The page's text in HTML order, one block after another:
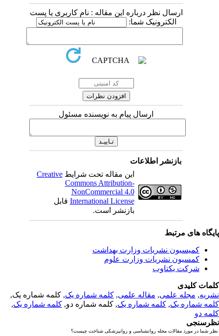
ارسال نظر درباره این مقاله : نام کاربری یا پست
الکترونیک شما:
ارسال پیام به نویسنده مسئول
بازنشر اطلاعات
این مقاله تحت شرایطCreative
Commons Attribution-
NonCommercial 4.0
International Licenseقابل
بازنشر است.
های مرتبط
کمیسیون نشریات وزارت بهداشت
کمسیون نشریات وزارت علوم
شرکت یکتاوب
کلیدی
,مجله علمی, مقاله علمی, کلمه شماره یک, کلمه شماره یک,
شماره یک,کلمه شماره یک, کلمه شماره دو,کلمه شماره یک,
دو
شما در مورد مقالات مجله روانشناسی و روانپزشکی شناخت چیست؟